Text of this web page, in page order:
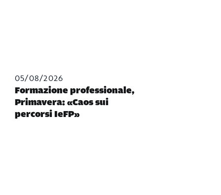
05/08/2026
Formazione professionale,
Primavera: «Caos sui
percorsi IeFP»